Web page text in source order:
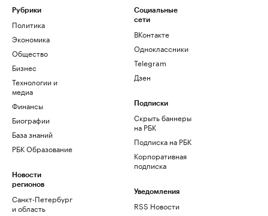
Рубрики
Политика
Экономика
Общество
Бизнес
Технологии и
медиа
Финансы
Биографии
База знаний
РБК Образование
Новости
регионов
Санкт-Петербург
и область
Социальные
сети
ВКонтакте
Одноклассники
Telegram
Дзен
Подписки
Скрыть баннеры
на РБК
Подписка на РБК
Корпоративная
подписка
Уведомления
RSS Новости